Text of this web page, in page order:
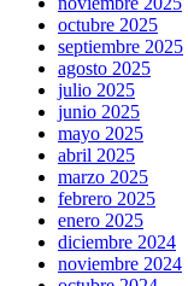
octubre 2025
septiembre 2025
agosto 2025
julio 2025
junio 2025
mayo 2025
abril 2025
marzo 2025
febrero 2025
enero 2025
diciembre 2024
noviembre 2024